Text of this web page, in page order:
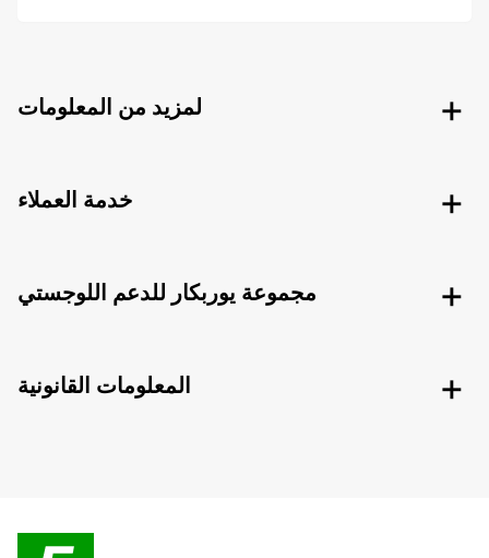
لمزيد من المعلومات
خدمة العملاء
مجموعة يوربكار للدعم اللوجستي
المعلومات القانونية